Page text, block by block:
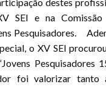
SEI e na Comissão
Pesquisadores.
o XV SEI
Pesquisadores
foi valorizar tanto